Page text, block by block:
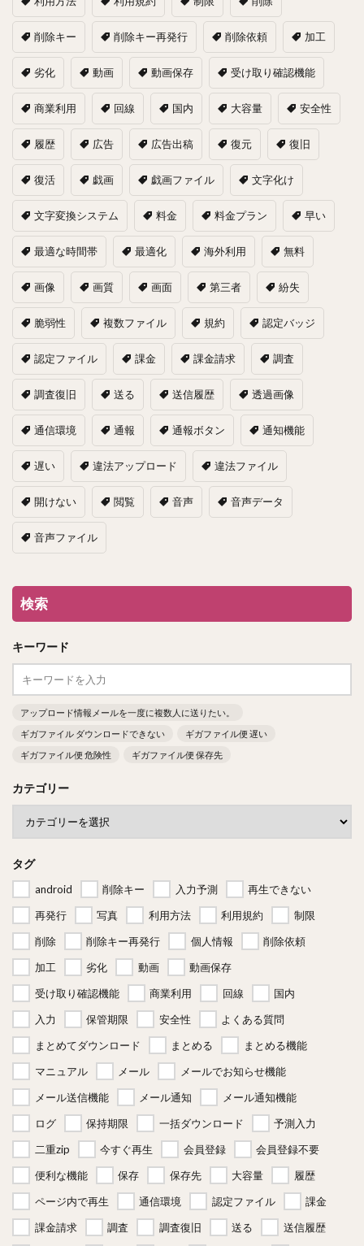
削除キー 削除キー再発行 削除依頼 加工
劣化 動画 動画保存 受け取り確認機能
商業利用 回線 国内 大容量 安全性
履歴 広告 広告出稿 復元 復旧
復活 戯画 戯画ファイル 文字化け
文字変換システム 料金 料金プラン 早い
最適な時間帯 最適化 海外利用 無料
画像 画質 画面 第三者 紛失
脆弱性 複数ファイル 規約 認定バッジ
認定ファイル 課金 課金請求 調査
調査復旧 送る 送信履歴 透過画像
通信環境 通報 通報ボタン 通知機能
遅い 違法アップロード 違法ファイル
開けない 閲覧 音声 音声データ
音声ファイル
検索
キーワード
アップロード情報メールを一度に複数人に送りたい。
ギガファイル ダウンロードできない
ギガファイル便 遅い
ギガファイル便 危険性
ギガファイル便 保存先
カテゴリー
タグ
android 削除キー 入力予測
再生できない
再発行
写真 利用方法 利用規約
制限
削除
削除キー再発行 個人情報
削除依頼
加工
劣化 動画
動画保存
受け取り確認機能
商業利用 回線
国内
入力
保管期限 安全性
よくある質問
まとめてダウンロード
まとめる
まとめる機能
マニュアル
メール
メールでお知らせ機能
メール送信機能
メール通知
メール通知機能
ログ
保持期限 一括ダウンロード
予測入力
二重zip
今すぐ再生 会員登録
会員登録不要
便利な機能
保存 保存先 大容量
履歴
ページ内で再生
通信環境 認定ファイル
課金
課金請求
調査 調査復旧 送る
送信履歴